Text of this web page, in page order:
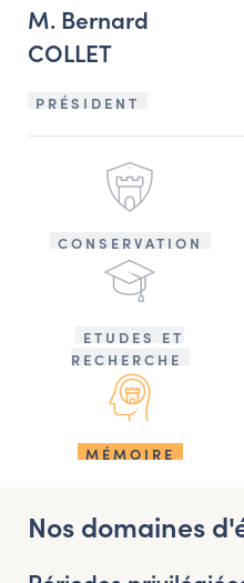
M. Bernard
COLLET
PRÉSIDENT
CONSERVATION
ETUDES ET
RECHERCHE
MÉMOIRE
Nos domaines